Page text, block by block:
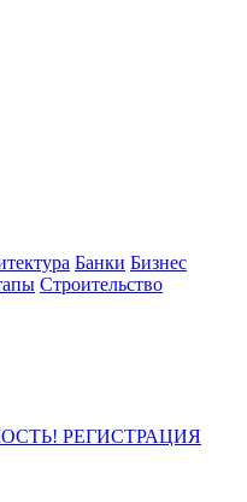
Банки Бизнес
Строительство
РЕГИСТРАЦИЯ